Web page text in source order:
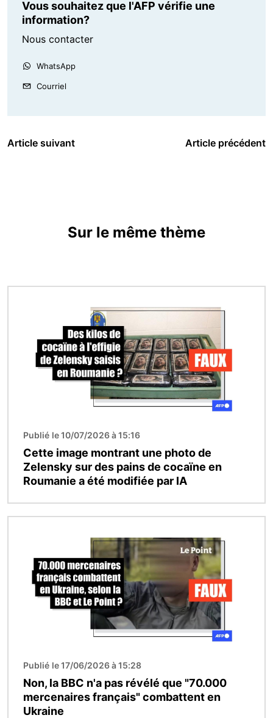
Vous souhaitez que l'AFP vérifie une
information?
Nous contacter
WhatsApp
Courriel
Article suivant Article précédent
Sur le même thème
Publié le 10/07/2026 à 15:16
Cette image montrant une photo de
Zelensky sur des pains de cocaïne en
Roumanie a été modifiée par IA
Publié le 17/06/2026 à 15:28
Non, la BBC n'a pas révélé que "70.000
mercenaires français" combattent en
Ukraine